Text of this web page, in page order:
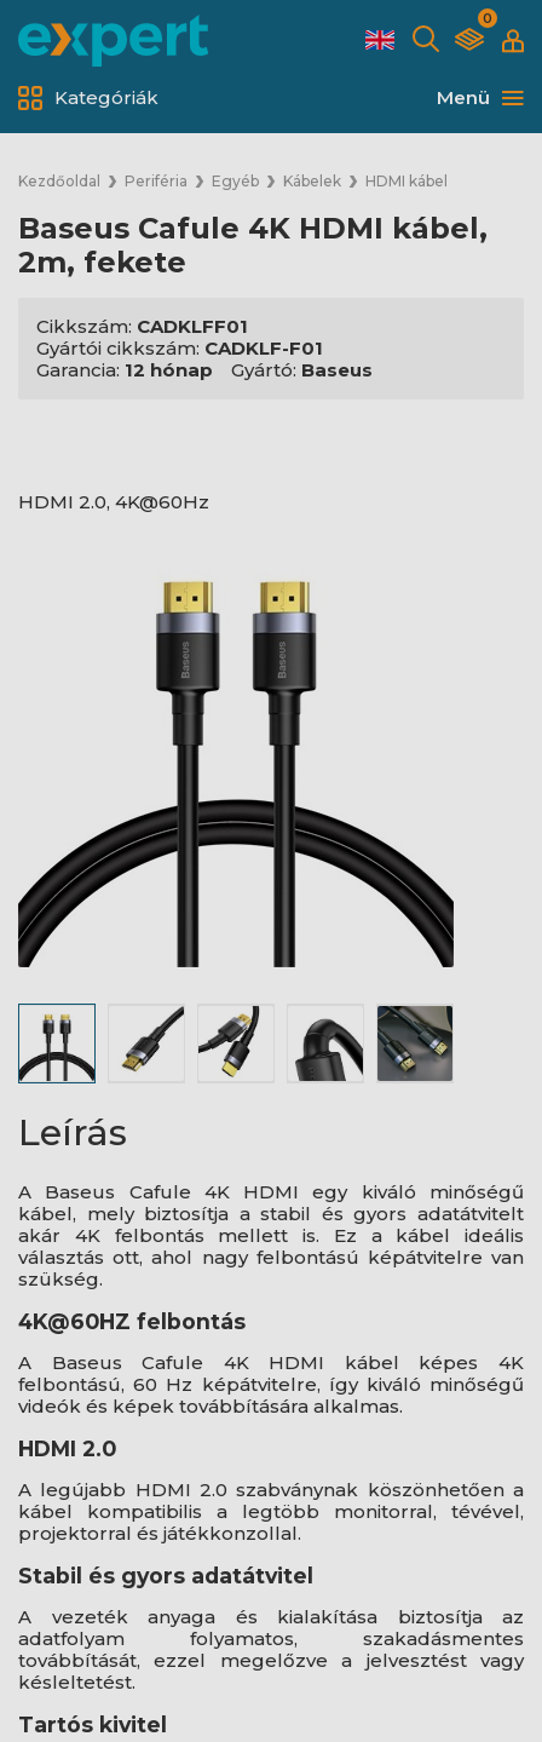
0
Menü
Kategóriák
Kezdőoldal Periféria Egyéb Kábelek HDMI kábel
Baseus Cafule 4K HDMI kábel,
2m, fekete
Cikkszám: CADKLFF01
Gyártói cikkszám: CADKLF-F01
Garancia: 12 hónap Gyártó: Baseus
HDMI 2.0, 4K@60Hz
Leírás
A Baseus Cafule 4K HDMI egy kiváló minőségű
kábel, mely biztosítja a stabil és gyors adatátvitelt
akár 4K felbontás mellett is. Ez a kábel ideális
választás ott, ahol nagy felbontású képátvitelre van
szükség.
4K@60HZ felbontás
A Baseus Cafule 4K HDMI kábel képes 4K
felbontású, 60 Hz képátvitelre, így kiváló minőségű
videók és képek továbbítására alkalmas.
HDMI 2.0
A legújabb HDMI 2.0 szabványnak köszönhetően a
kábel kompatibilis a legtöbb monitorral, tévével,
projektorral és játékkonzollal.
Stabil és gyors adatátvitel
A vezeték anyaga és kialakítása biztosítja az
adatfolyam folyamatos, szakadásmentes
továbbítását, ezzel megelőzve a jelvesztést vagy
késleltetést.
Tartós kivitel